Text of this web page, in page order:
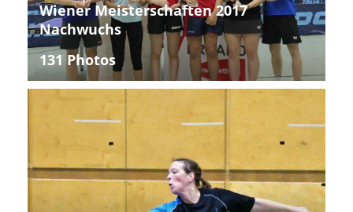
Wiener Meisterschaften 2017
Nachwuchs
131 Photos